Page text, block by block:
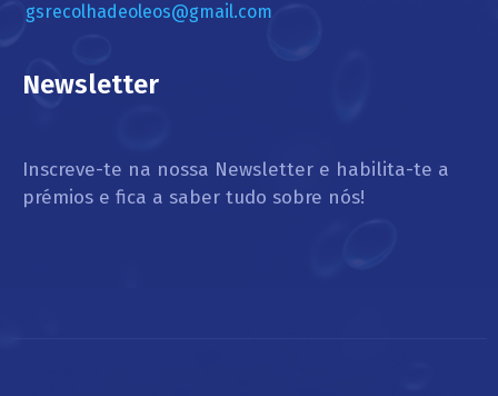
gsrecolhadeoleos@gmail.com
Newsletter
Inscreve-te na nossa Newsletter e habilita-te a
prémios e fica a saber tudo sobre nós!